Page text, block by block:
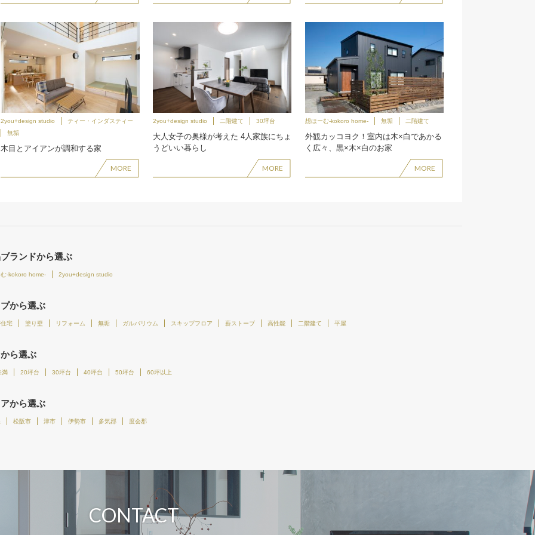
2you+design studio
ティー・インダスティー
無垢
木目とアイアンが調和する家
MORE
2you+design studio 二階建て 30坪台
大人女子の奥様が考えた 4人家族にちょ
うどいい暮らし
MORE
想ほーむ-kokoro home- 無垢 二階建て
外観カッコヨク！室内は木×白であかる
く広々、黒×木×白のお家
MORE
ランドから選ぶ
-kokoro home- 2you+design studio
から選ぶ
宅 塗り壁 リフォーム 無垢 ガルバリウム スキップフロア 薪ストーブ 高性能 二階建て 平屋
ら選ぶ
満 20坪台 30坪台 40坪台 50坪台 60坪以上
から選ぶ
松阪市 津市 伊勢市 多気郡 度会郡
CONTACT